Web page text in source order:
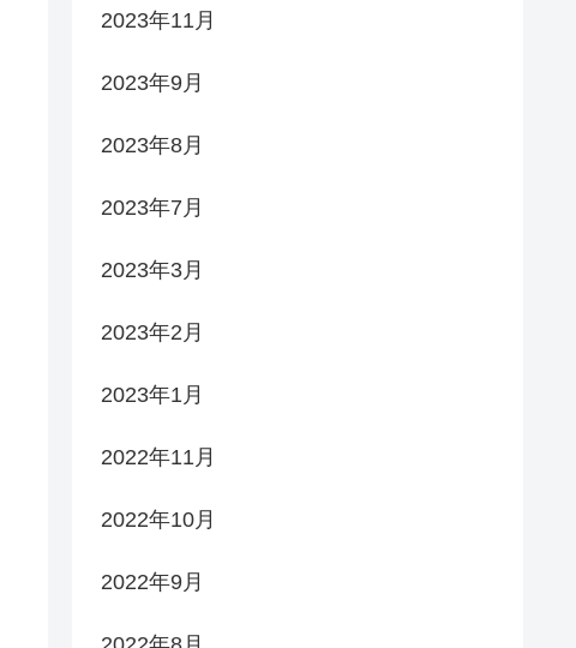
2023年11月
2023年9月
2023年8月
2023年7月
2023年3月
2023年2月
2023年1月
2022年11月
2022年10月
2022年9月